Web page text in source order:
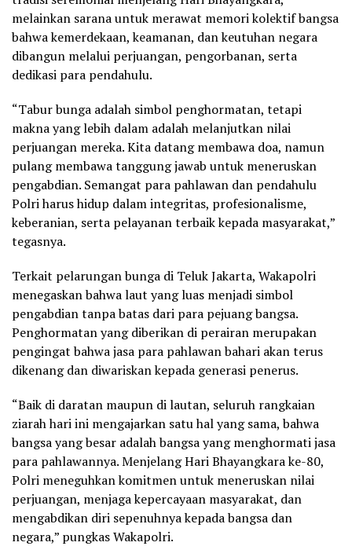
melainkan sarana untuk merawat memori kolektif bangsa
bahwa kemerdekaan, keamanan, dan keutuhan negara
dibangun melalui perjuangan, pengorbanan, serta
dedikasi para pendahulu.
“Tabur bunga adalah simbol penghormatan, tetapi
makna yang lebih dalam adalah melanjutkan nilai
perjuangan mereka. Kita datang membawa doa, namun
pulang membawa tanggung jawab untuk meneruskan
pengabdian. Semangat para pahlawan dan pendahulu
Polri harus hidup dalam integritas, profesionalisme,
keberanian, serta pelayanan terbaik kepada masyarakat,”
tegasnya.
Terkait pelarungan bunga di Teluk Jakarta, Wakapolri
menegaskan bahwa laut yang luas menjadi simbol
pengabdian tanpa batas dari para pejuang bangsa.
Penghormatan yang diberikan di perairan merupakan
pengingat bahwa jasa para pahlawan bahari akan terus
dikenang dan diwariskan kepada generasi penerus.
“Baik di daratan maupun di lautan, seluruh rangkaian
ziarah hari ini mengajarkan satu hal yang sama, bahwa
bangsa yang besar adalah bangsa yang menghormati jasa
para pahlawannya. Menjelang Hari Bhayangkara ke-80,
Polri meneguhkan komitmen untuk meneruskan nilai
perjuangan, menjaga kepercayaan masyarakat, dan
mengabdikan diri sepenuhnya kepada bangsa dan
negara,” pungkas Wakapolri.